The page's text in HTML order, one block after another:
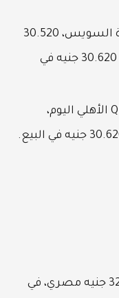
يسجل سعر الدولار في بنك قناة السويس، 30.520
30.620 جنيه في
يسجل سعر الدولار، في بنك QNB الأهلي اليوم،
سعر اليورو اليوم، يسجل 32.2847 جنيه مصري، في